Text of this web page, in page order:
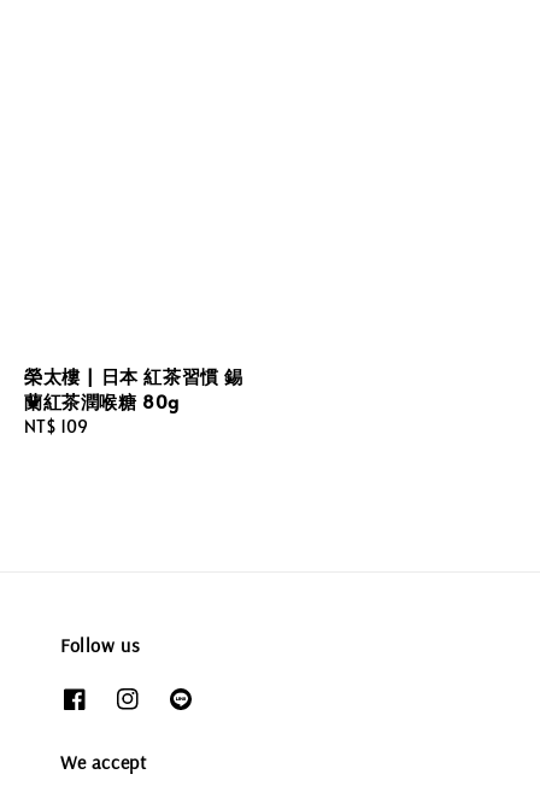
榮太樓 | 日本 紅茶習慣 錫
蘭紅茶潤喉糖 80g
Regular
NT$ 109
Follow us
We accept